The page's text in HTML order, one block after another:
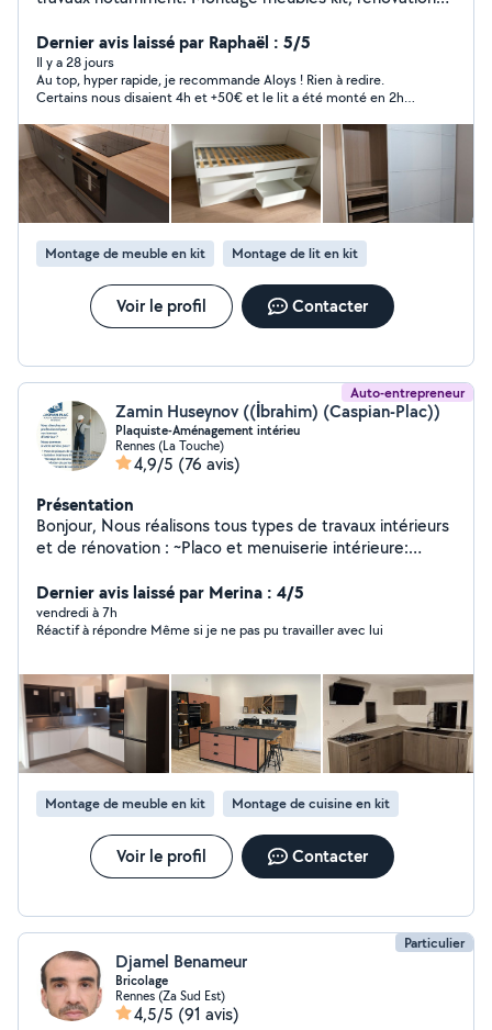
et de toile de verre Entretien courant véhicule
automobile. Je travaille avec du sérieux et
professionnalisme. Disponible du lundi au vendredi à
partir de 16h30 toute la journée les week-ends N'existez
pas à me connecter pour en discuter.
Dernier avis laissé par Raphaël : 5/5
Il y a 28 jours
Au top, hyper rapide, je recommande Aloys ! Rien à redire.
Certains nous disaient 4h et +50€ et le lit a été monté en 2h30
Montage de meuble en kit Montage de lit en kit
Voir le profil Contacter
Auto-entrepreneur
Zamin Huseynov ((İbrahim) (Caspian-Plac))
Plaquiste-Aménagement intérieu
Rennes (La Touche)
4,9/5 (76 avis)
Présentation
Bonjour, Nous réalisons tous types de travaux intérieurs
et de rénovation : ~Placo et menuiserie intérieure:
isolation thermique et acoustique. ~Revêtements de sol
et finitions : pose de parquet, stratifié, linoleum,
carrelage, peinture et finitions diverses. ~Montage et
bureaux, étagères, canapés montage. Démontage et
remontage lors d'un déménagement. ~Petits travaux et
bricolage : İnstallation de tringles à rideaux, lustres,
luminaires, étagères murales, fixation de téléviseurs.
~Travaux de rénovation. Rénovation complète de A à Z.
~Aide au déménagement : Chargement, déchargement
et déplacement d'objets lourds. Sérieux, ponctuels et
efficaces, nous travaillons avec soin et
professionnalisme. La satisfaction de nos clients est
notre priorité. Cordialement.
Dernier avis laissé par Merina : 4/5
vendredi à 7h
Réactif à répondre Même si je ne pas pu travailler avec lui
Montage de meuble en kit Montage de cuisine en kit
Voir le profil Contacter
Particulier
Djamel Benameur
Bricolage
Rennes (Za Sud Est)
4,5/5 (91 avis)